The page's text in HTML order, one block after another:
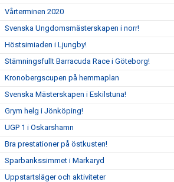
Vårterminen 2020
Svenska Ungdomsmästerskapen i norr!
Höstsimiaden i Ljungby!
Stämningsfullt Barracuda Race i Göteborg!
Kronobergscupen på hemmaplan
Svenska Mästerskapen i Eskilstuna!
Grym helg i Jönköping!
UGP 1 i Oskarshamn
Bra prestationer på östkusten!
Sparbankssimmet i Markaryd
Uppstartsläger och aktiviteter